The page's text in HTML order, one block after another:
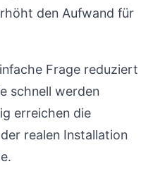
den Aufwand für
Frage reduziert
schnell werden
erreichen die
realen Installation